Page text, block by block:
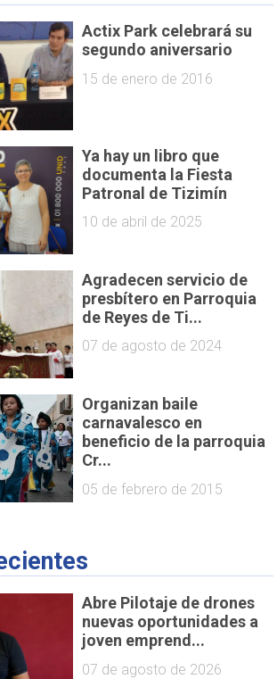
Actix Park celebrará su
segundo aniversario
15 de enero de 2016
Ya hay un libro que
documenta la Fiesta
Patronal de Tizimín
10 de abril de 2025
Agradecen servicio de
presbítero en Parroquia
de Reyes de Ti...
07 de agosto de 2024
Organizan baile
carnavalesco en
beneficio de la parroquia
Cr...
05 de febrero de 2015
Abre Pilotaje de drones
nuevas oportunidades a
joven emprend...
07 de agosto de 2026